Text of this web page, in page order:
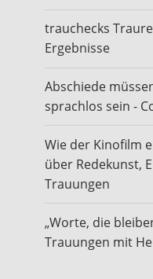
trauchecks
Ergebnisse
Abschiede
sprachlos sein -
Wie der Kinofilm
über Redekunst,
Trauungen
„Worte, die
Trauungen mit